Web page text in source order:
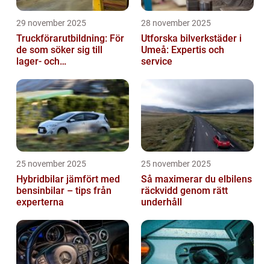
29 november 2025
Truckförarutbildning: För
de som söker sig till
lager- och
28 november 2025
Utforska bilverkstäder i
Umeå: Expertis och
service
25 november 2025
Hybridbilar jämfört med
bensinbilar – tips från
experterna
25 november 2025
Så maximerar du elbilens
räckvidd genom rätt
underhåll